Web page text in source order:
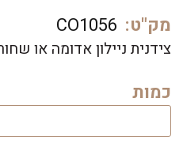
מק"ט: CO1056
צידנית ניילון אדומה או
כמות